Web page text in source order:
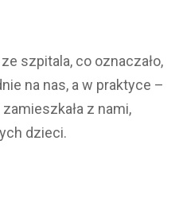
szpitala, co oznaczało,
na nas, a w praktyce –
z nami,
dzieci.